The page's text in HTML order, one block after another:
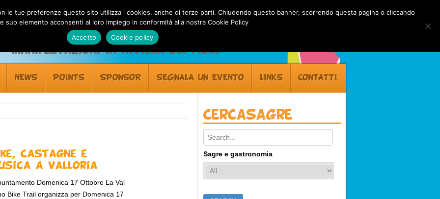
Manifestazioni in Riviera dei Fiori
NEWS POINTS SPONSOR SEGNALA UN EVENTO LINKS CONTATTI
castagne e
a Valloria
Domenica 17 Ottobre La Val
Bike Trail organizza per Domenica 17
Cercasagre
Search:
Sagre e gastronomia
le tue preferenze questo sito utilizza i cookies, anche di terze parti. Chiudendo questo banner, scorrendo questa pagina o cliccando
suo elemento acconsenti al loro impiego in conformità alla nostra Cookie Policy
Accetto
Cookie policy